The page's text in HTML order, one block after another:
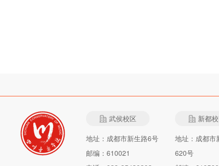
武侯校区
地址：成都市新生路6号
邮编：610021
新都
地址：成都市
620号